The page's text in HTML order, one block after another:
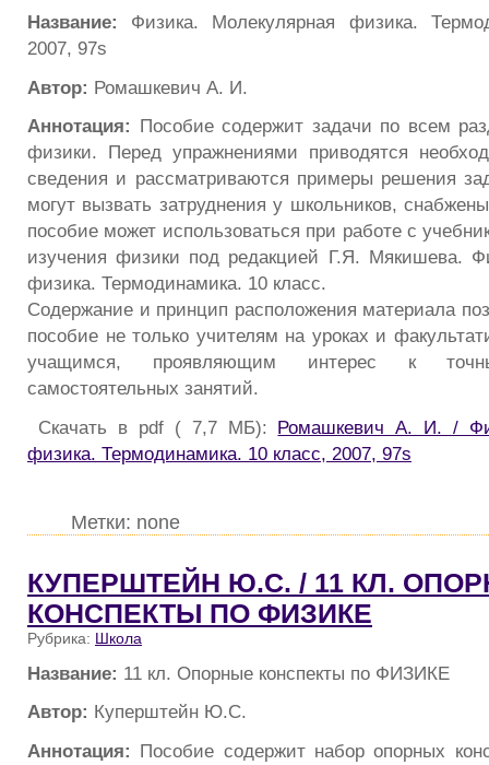
Название: Физика. Молекулярная физика.
2007, 97s
Автор: Ромашкевич А. И.
Аннотация: Пособие содержит задачи по всем
физики. Перед упражнениями приводятся
сведения и рассматриваются примеры решения
могут вызвать затруднения у школьников,
пособие может использоваться при работе с
изучения физики под редакцией Г.Я. Мякишева.
физика. Термодинамика. 10 класс.
Содержание и принцип расположения материала
пособие не только учителям на уроках и
учащимся, проявляющим интерес к
самостоятельных занятий.
Скачать в pdf ( 7,7 МБ): Ромашкевич А. И. /
физика. Термодинамика. 10 класс, 2007, 97s
Метки: none
КУПЕРШТЕЙН Ю.С. / 11 КЛ.
КОНСПЕКТЫ ПО ФИЗИКЕ
Рубрика: Школа
Название: 11 кл. Опорные конспекты по ФИЗИКЕ
Автор: Куперштейн Ю.С.
Аннотация: Пособие содержит набор опорных